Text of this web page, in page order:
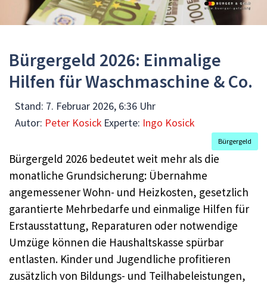
Bürgergeld 2026: Einmalige
Hilfen für Waschmaschine & Co.
Stand: 7. Februar 2026, 6:36 Uhr
Autor: Peter Kosick Experte: Ingo Kosick
Bürgergeld
Bürgergeld 2026 bedeutet weit mehr als die
monatliche Grundsicherung: Übernahme
angemessener Wohn- und Heizkosten, gesetzlich
garantierte Mehrbedarfe und einmalige Hilfen für
Erstausstattung, Reparaturen oder notwendige
Umzüge können die Haushaltskasse spürbar
entlasten. Kinder und Jugendliche profitieren
zusätzlich von Bildungs- und Teilhabeleistungen,